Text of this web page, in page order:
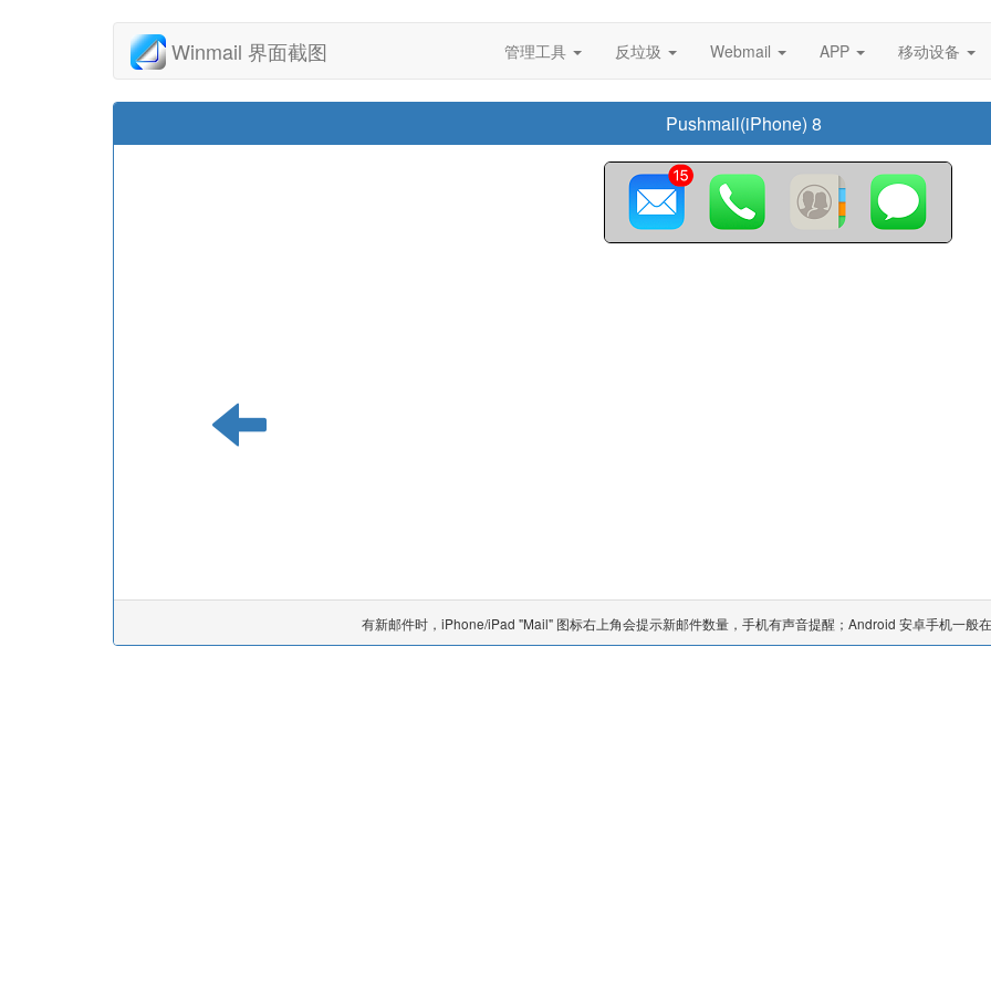
Winmail 界面截图 管理工具 反垃圾 Webmail APP 移动设备
Pushmail(iPhone) 8
有新邮件时，iPhone/iPad "Mail" 图标右上角会提示新邮件数量，手机有声音提醒；Android 安卓手机一般